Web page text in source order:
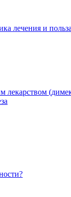
лечения и польза
лекарством